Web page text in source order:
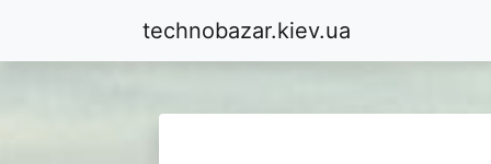
technobazar.kiev.ua